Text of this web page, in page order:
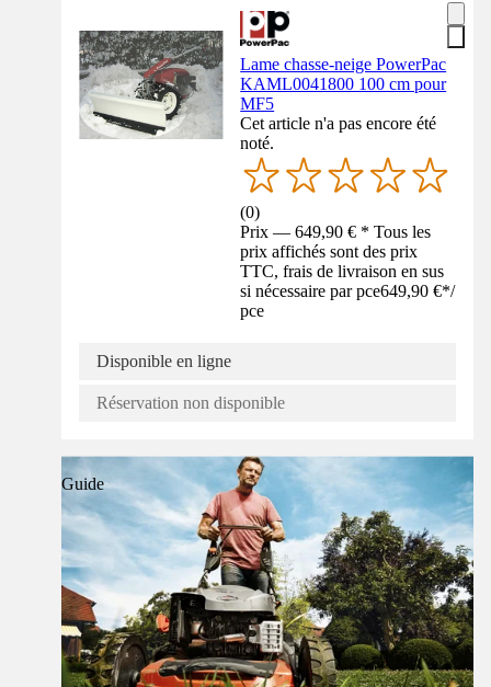
Lame chasse-neige PowerPac
KAML0041800 100 cm pour
MF5
Cet article n'a pas encore été
noté.
(0)
Prix — 649,90 € * Tous les
prix affichés sont des prix
TTC, frais de livraison en sus
si nécessaire par pce649,90 €*/
pce
Disponible en ligne
Réservation non disponible
Guide